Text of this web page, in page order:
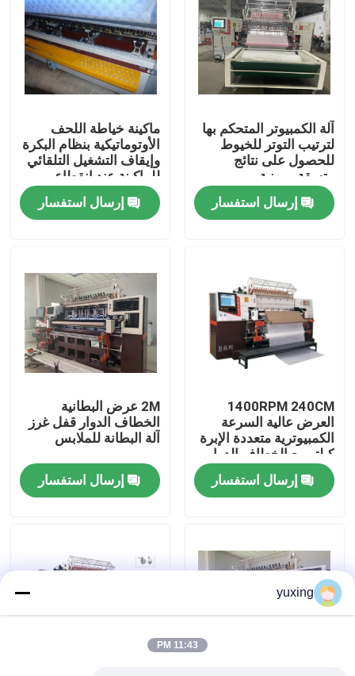
الصفحة الرئيسية
فيديوهات
برنامج VR
معلومات عنا
جولة في المصنع
اتصل بنا
أخبار
آلة الكمبيوتر المتحكم بها
لترتيب التوتر للخيوط
للحصول على نتائج
متسقة ومهنية
إرسال استفسار
ماكينة خياطة اللحف
الأوتوماتيكية بنظام البكرة
وإيقاف التشغيل التلقائي
للماكينة عند انقطاع
الخيط
إرسال استفسار
1400RPM 240CM
العرض عالية السرعة
الكمبيوترية متعددة الإبرة
كيلتر مع الخطاف الدوار
إرسال استفسار
2M عرض البطانية
الخطاف الدوار قفل غرز
آلة البطانة للملابس
إرسال استفسار
yuxing
11:43 PM